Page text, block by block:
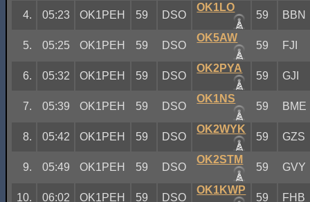
4. 05:23 OK1PEH 59 DSO
OK1LO
59 BBN
5. 05:25 OK1PEH 59 DSO
OK5AW
59 FJI
6. 05:32 OK1PEH 59 DSO
OK2PYA
59 GJI
7. 05:39 OK1PEH 59 DSO
OK1NS
59 BME
8. 05:42 OK1PEH 59 DSO
OK2WYK
59 GZS
9. 05:49 OK1PEH 59 DSO
OK2STM
59 GVY
10. 06:02 OK1PEH 59 DSO
OK1KWP
59 FHB